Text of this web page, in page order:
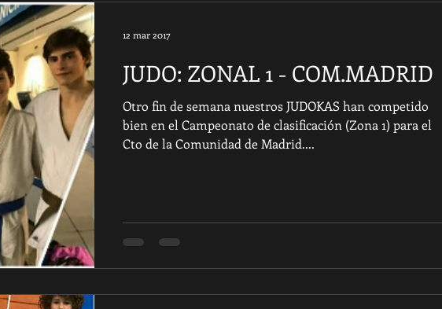
JUDO: ZONAL 1 - COM.MADRID
Otro fin de semana nuestros JUDOKAS han competido
bien en el Campeonato de clasificación (Zona 1) para el
Cto de la Comunidad de Madrid....
12 mar 2017